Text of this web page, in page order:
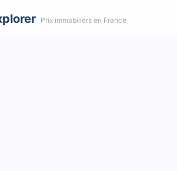
Prix immobiliers en France